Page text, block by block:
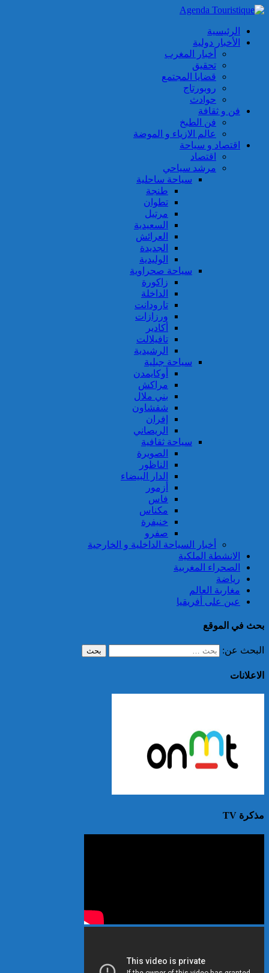
الرئيسية
الأخبار دولية
أخبار المغرب
تحقيق
قضايا المجتمع
روبورتاج
حوادث
فن و ثقافة
فن الطبخ
عالم الازياء و الموضة
اقتصاد و سياحة
اقتصاد
مرشد سياحي
سياحة ساحلية
طنجة
تطوان
مرتيل
السعيدية
العرائش
الجديدة
الوليدية
سياحة صحراوية
زاكورة
الداخلة
تارودانت
ورزازات
أكادير
تافيلالت
الرشيدية
سياحة جبلية
أوكايمدن
مراكش
بني ملال
شفشاون
إفران
الريصاني
سياحة ثقافية
الصويرة
الناظور
الدار البيضاء
أزمور
فاس
مكناس
خنيفرة
صفرو
أخبار السياحة الداخلية و الخارجية
الانشطة الملكية
الصحراء المغربية
رياضة
مغاربة العالم
عين على أفريقيا
بحث في الموقع
البحث عن:
الاعلانات
مذكرة TV